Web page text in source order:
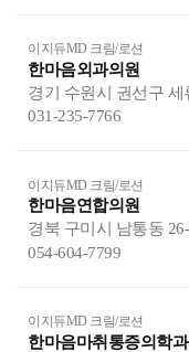
이지듀MD 크림/로션
한마음외과의원
경기 수원시 권선구
031-235-7766
이지듀MD 크림/로션
한마음연합의원
경북 구미시 남통동
054-604-7799
이지듀MD 크림/로션
한마음마취통증의학